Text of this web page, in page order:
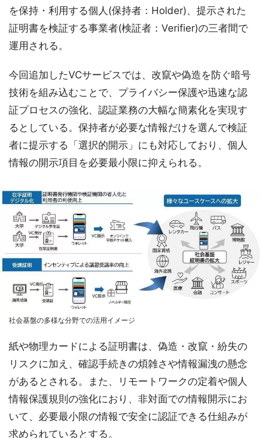
を保持・利用する個人(保持者：Holder)、提示された
証明書を検証する事業者(検証者：Verifier)の三者間で
運用される。
今回追加したVCサービスでは、改竄や偽造を防ぐ暗号
技術を組み込むことで、プライバシー保護や迅速な認
証プロセスの強化、認証業務の大幅な簡素化を実現す
るとしている。保持者が必要な情報だけを選んで検証
者に提示する「選択的開示」にも対応しており、個人
情報の開示項目を必要最小限に抑えられる。
社会基盤の多様な分野での活用イメージ
紙や物理カードによる証明書は、偽造・改竄・紛失の
リスクに加え、確認手続きの煩雑さや情報漏洩の懸念
があるとされる。また、リモートワークの定着や個人
情報保護規則の強化におり、非対面での情報開示にお
いて、必要最小限の情報で安全に認証できる仕組みが
求められているとする。